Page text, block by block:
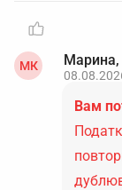
МК Марина,
Вам